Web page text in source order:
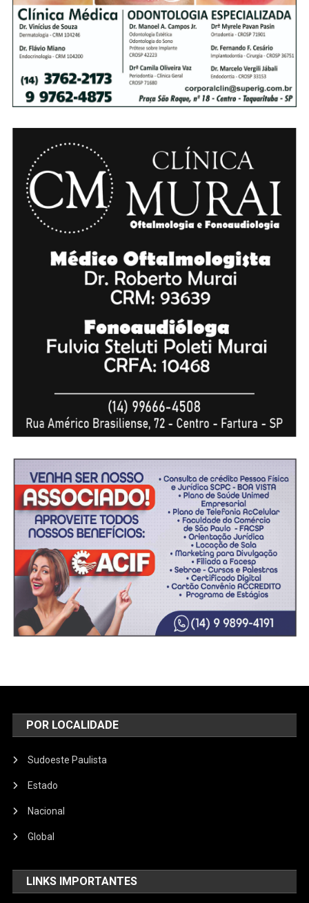
POR LOCALIDADE
Sudoeste Paulista
Estado
Nacional
Global
LINKS IMPORTANTES